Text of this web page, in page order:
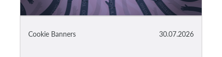
30.07.2026
Cookie Banners